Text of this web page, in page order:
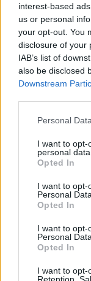
interest-based
us or personal
your opt-out. You
disclosure of your
IAB’s list of
also be disclosed
Downstream
Please note that
not limited to
grant or deny
use your data for
consent section.
Personal
I want to opt-
personal data.
Opted In
I want to opt-
Personal Data.
Opted In
I want to opt-
Personal
Opted In
I want to opt-
Retention,
Minden
Fotó: Szécsi